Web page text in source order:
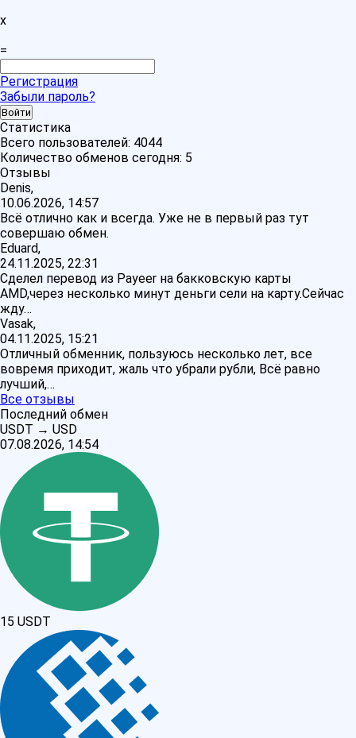
x
=
Регистрация
Забыли пароль?
Статистика
Всего пользователей: 4044
Количество обменов сегодня: 5
Отзывы
Denis,
10.06.2026, 14:57
Всё отлично как и всегда. Уже не в первый раз тут
совершаю обмен.
Eduard,
24.11.2025, 22:31
Сделел перевод из Payeer на бакковскую карты
AMD,через несколько минут деньги сели на карту.Сейчас
жду…
Vasak,
04.11.2025, 15:21
Отличный обменник, пользуюсь несколько лет, все
вовремя приходит, жаль что убрали рубли, Всё равно
лучший,…
Все отзывы
Последний обмен
USDT → USD
07.08.2026, 14:54
15 USDT